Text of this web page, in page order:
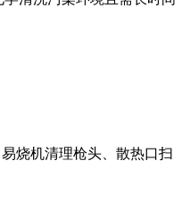
烧机清理枪头、散热口扫